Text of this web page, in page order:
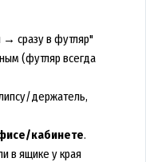
→ сразу в футляр"
(футляр всегда
держатель,
кабинете.
в ящике у края